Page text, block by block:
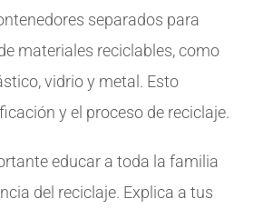
separados para
materiales reciclables, como
vidrio y metal. Esto
y el proceso de reciclaje.
educar a toda la familia
del reciclaje. Explica a tus